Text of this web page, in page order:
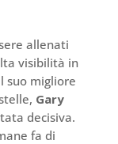
allenati
visibilità in
suo migliore
Gary
decisiva.
fa di